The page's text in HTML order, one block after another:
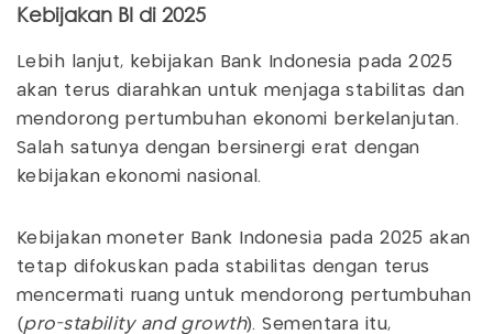
Kebijakan BI di 2025
Lebih lanjut, kebijakan Bank Indonesia pada 2025
akan terus diarahkan untuk menjaga stabilitas dan
mendorong pertumbuhan ekonomi berkelanjutan.
Salah satunya dengan bersinergi erat dengan
kebijakan ekonomi nasional.
Kebijakan moneter Bank Indonesia pada 2025 akan
tetap difokuskan pada stabilitas dengan terus
mencermati ruang untuk mendorong pertumbuhan
(pro-stability and growth). Sementara itu,